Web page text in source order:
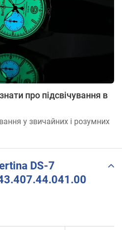
про підсвічування в
у звичайних і розумних
DS-7